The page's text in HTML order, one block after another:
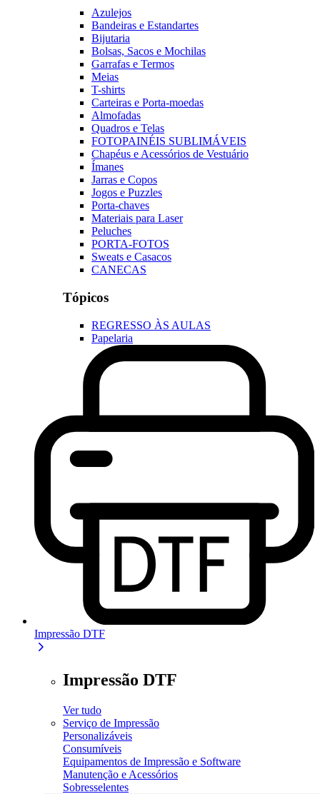
Azulejos
Bandeiras e Estandartes
Bijutaria
Bolsas, Sacos e Mochilas
Garrafas e Termos
Meias
T-shirts
Carteiras e Porta-moedas
Almofadas
Quadros e Telas
FOTOPAINÉIS SUBLIMÁVEIS
Chapéus e Acessórios de Vestuário
Ímanes
Jarras e Copos
Jogos e Puzzles
Porta-chaves
Materiais para Laser
Peluches
PORTA-FOTOS
Sweats e Casacos
CANECAS
Tópicos
REGRESSO ÀS AULAS
Papelaria
Impressão DTF
Impressão DTF
Ver tudo
Serviço de Impressão
Personalizáveis
Consumíveis
Equipamentos de Impressão e Software
Manutenção e Acessórios
Sobresselentes